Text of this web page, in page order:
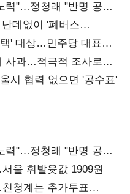
력"…정청래 "반명 공세
데없이 '폐버스
' 대상…민주당 대표로
사과…적극적 조사로
시 협력 없으면 '공수표'
력"…정청래 "반명 공세
울 휘발윳값 1909원
청계는 추가투표